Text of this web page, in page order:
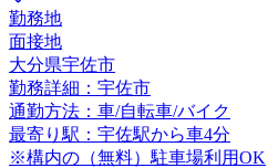
勤務地
面接地
大分県宇佐市
勤務詳細：宇佐市
通勤方法：車/自転車/バイク
最寄り駅：宇佐駅から車4分
※構内の（無料）駐車場利用OK